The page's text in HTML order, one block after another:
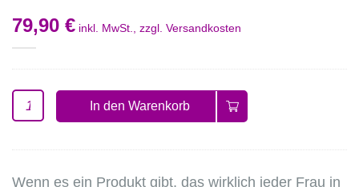
79,90 € inkl. MwSt., zzgl. Versandkosten
In den Warenkorb
Wenn es ein Produkt gibt, das wirklich jeder Frau in